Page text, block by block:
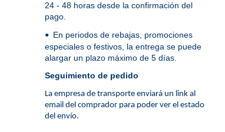
24 - 48 horas desde la confirmación del
pago.
• En periodos de rebajas, promociones
especiales o festivos, la entrega se puede
alargar un plazo máximo de 5 días.
Seguimiento de pedido
La empresa de transporte enviará un link al
email del comprador para poder ver el estado
del envío.